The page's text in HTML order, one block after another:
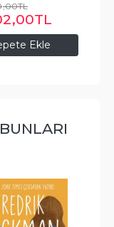
Ekle
,00TL
,00TL